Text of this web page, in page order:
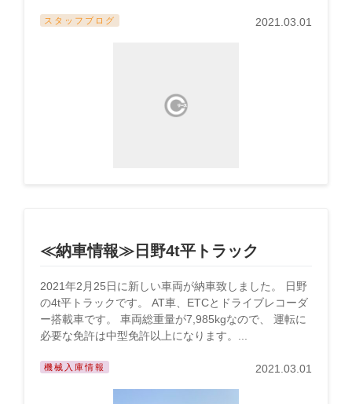
スタッフブログ 2021.03.01
≪納車情報≫日野4t平トラック
2021年2月25日に新しい車両が納車致しました。 日野
の4t平トラックです。 AT車、ETCとドライブレコーダ
ー搭載車です。 車両総重量が7,985kgなので、 運転に
必要な免許は中型免許以上になります。...
機械入庫情報 2021.03.01